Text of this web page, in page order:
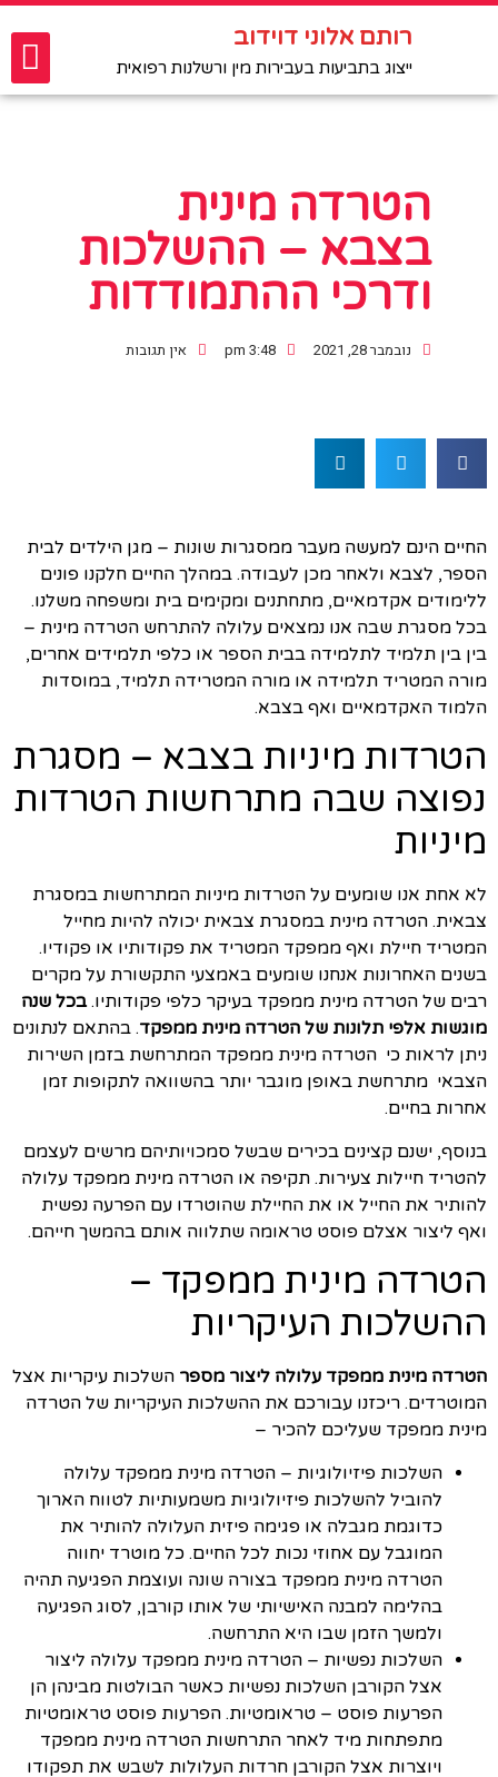
רותם אלוני דוידוב
ייצוג בתביעות בעבירות מין ורשלנות רפואית
הטרדה מינית
בצבא – ההשלכות
ודרכי ההתמודדות
נובמבר 28, 2021 3:48 pm אין תגובות
החיים הינם למעשה מעבר ממסגרות שונות – מגן הילדים לבית
הספר, לצבא ולאחר מכן לעבודה. במהלך החיים חלקנו פונים
ללימודים אקדמאיים, מתחתנים ומקימים בית ומשפחה משלנו.
בכל מסגרת שבה אנו נמצאים עלולה להתרחש הטרדה מינית –
בין בין תלמיד לתלמידה בבית הספר או כלפי תלמידים אחרים,
מורה המטריד תלמידה או מורה המטרידה תלמיד, במוסדות
הלמוד האקדמאיים ואף בצבא.
הטרדות מיניות בצבא – מסגרת
נפוצה שבה מתרחשות הטרדות
מיניות
לא אחת אנו שומעים על הטרדות מיניות המתרחשות במסגרת
צבאית. הטרדה מינית במסגרת צבאית יכולה להיות מחייל
המטריד חיילת ואף ממפקד המטריד את פקודותיו או פקודיו.
בשנים האחרונות אנחנו שומעים באמצעי התקשורת על מקרים
רבים של הטרדה מינית ממפקד בעיקר כלפי פקודותיו.בכל שנה
מוגשות אלפי תלונות של הטרדה מינית ממפקד. בהתאם לנתונים
ניתן לראות כי הטרדה מינית ממפקד המתרחשת בזמן השירות
הצבאי מתרחשת באופן מוגבר יותר בהשוואה לתקופות זמן
אחרות בחיים.
בנוסף, ישנם קצינים בכירים שבשל סמכויותיהם מרשים לעצמם
להטריד חיילות צעירות. תקיפה או הטרדה מינית ממפקד עלולה
להותיר את החייל או את החיילת שהוטרדו עם הפרעה נפשית
ואף ליצור אצלם פוסט טראומה שתלווה אותם בהמשך חייהם.
הטרדה מינית ממפקד –
ההשלכות העיקריות
הטרדה מינית ממפקד עלולה ליצור מספר השלכות עיקריות אצל
המוטרדים. ריכזנו עבורכם את ההשלכות העיקריות של הטרדה
מינית ממפקד שעליכם להכיר –
השלכות פיזיולוגיות – הטרדה מינית ממפקד עלולה
להוביל להשלכות פיזיולוגיות משמעותיות לטווח הארוך
כדוגמת מגבלה או פגימה פיזית העלולה להותיר את
המוגבל עם אחוזי נכות לכל החיים. כל מוטרד יחווה
הטרדה מינית ממפקד בצורה שונה ועוצמת הפגיעה תהיה
בהלימה למבנה האישיותי של אותו קורבן, לסוג הפגיעה
ולמשך הזמן שבו היא התרחשה.
השלכות נפשיות – הטרדה מינית ממפקד עלולה ליצור
אצל הקורבן השלכות נפשיות כאשר הבולטות מבינהן הן
הפרעות פוסט – טראומטיות. הפרעות פוסט טראומטיות
מתפתחות מיד לאחר התרחשות הטרדה מינית ממפקד
ויוצרות אצל הקורבן חרדות העלולות לשבש את תפקודו